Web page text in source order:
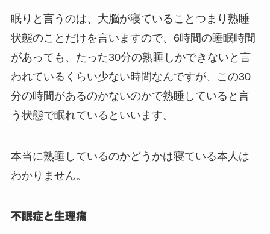
眠りと言うのは、大脳が寝ていることつまり熟睡
状態のことだけを言いますので、6時間の睡眠時間
があっても、たった30分の熟睡しかできないと言
われているくらい少ない時間なんですが、この30
分の時間があるのかないのかで熟睡していると言
う状態で眠れているといいます。
本当に熟睡しているのかどうかは寝ている本人は
わかりません。
不眠症と生理痛